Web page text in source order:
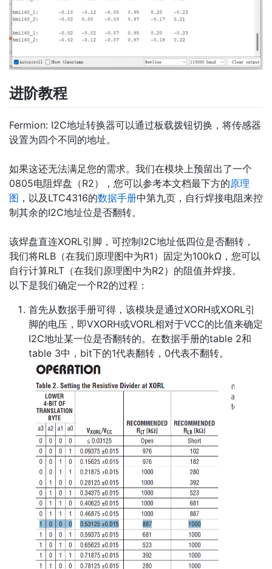
进阶教程
Fermion: I2C地址转换器可以通过板载拨钮切换，将传感器
设置为四个不同的地址。
如果这还无法满足您的需求。我们在模块上预留出了一个
0805电阻焊盘（R2），您可以参考本文档最下方的原理
图 ，以及LTC4316的数据手册中第九页，自行焊接电阻来控
制其余的I2C地址位是否翻转。
该焊盘直连XORL引脚，可控制I2C地址低四位是否翻转，
我们将RLB（在我们原理图中为R1）固定为100kΩ，您可以
自行计算RLT（在我们原理图中为R2）的阻值并焊接。
以下是我们确定一个R2的过程：
首先从数据手册可得，该模块是通过XORH或XORL引
脚的电压，即VXORH或VORL相对于VCC的比值来确定
I2C地址某一位是否翻转的。在数据手册的table 2和
table 3中，bit下的1代表翻转，0代表不翻转。